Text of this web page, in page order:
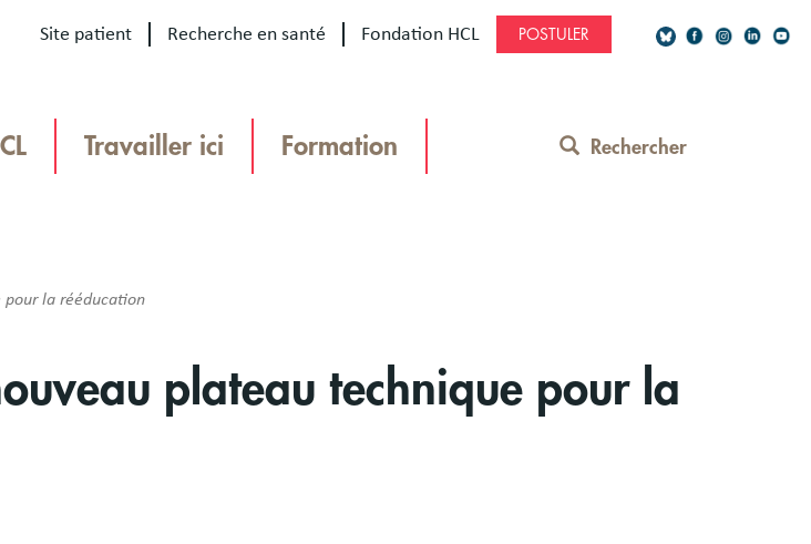
Site patient Recherche en santé Fondation HCL POSTULER
Network
Travailler ici Formation Rechercher
pour la rééducation
plateau technique pour la